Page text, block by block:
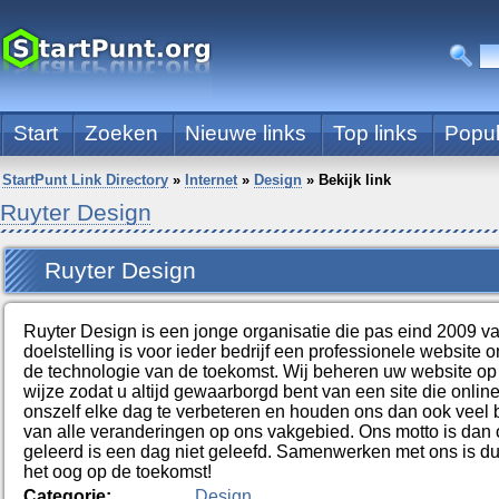
Start Zoeken Nieuwe links Top links
StartPunt Link Directory » Internet» Design » Bekijk link
Ruyter Design
Ruyter Design
Ruyter Design is een jonge organisatie die pas eind 2009
doelstelling is voor ieder bedrijf een professionele website
de technologie van de toekomst. Wij beheren uw website
wijze zodat u altijd gewaarborgd bent van een site die
onszelf elke dag te verbeteren en houden ons dan ook veel
van alle veranderingen op ons vakgebied. Ons motto is dan
geleerd is een dag niet geleefd. Samenwerken met ons is
het oog op de toekomst!